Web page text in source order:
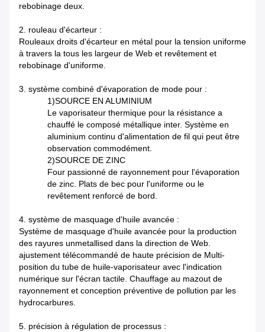
rebobinage deux.
2. rouleau d'écarteur :
Rouleaux droits d'écarteur en métal pour la tension uniforme
à travers la tous les largeur de Web et revêtement et
rebobinage d'uniforme.
3. système combiné d'évaporation de mode pour :
1)SOURCE EN ALUMINIUM
Le vaporisateur thermique pour la résistance a
chauffé le composé métallique inter. Système en
aluminium continu d'alimentation de fil qui peut être
observation commodément.
2)SOURCE DE ZINC
Four passionné de rayonnement pour l'évaporation
de zinc. Plats de bec pour l'uniforme ou le
revêtement renforcé de bord.
4. système de masquage d'huile avancée :
Système de masquage d'huile avancée pour la production
des rayures unmetallised dans la direction de Web.
ajustement télécommandé de haute précision de Multi-
position du tube de huile-vaporisateur avec l'indication
numérique sur l'écran tactile. Chauffage au mazout de
rayonnement et conception préventive de pollution par les
hydrocarbures.
5. précision à régulation de processus :